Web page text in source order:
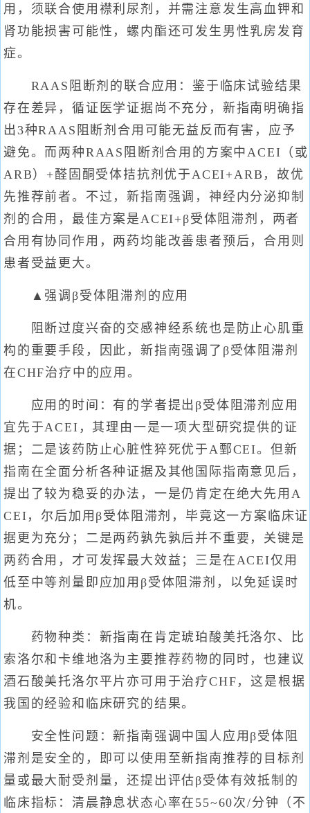
用，须联合使用襟利尿剂，并需注意发生高血钾和
肾功能损害可能性，螺内酯还可发生男性乳房发育
症。
RAAS阻断剂的联合应用：鉴于临床试验结果
存在差异，循证医学证据尚不充分，新指南明确指
出3种RAAS阻断剂合用可能无益反而有害，应予
避免。而两种RAAS阻断剂合用的方案中ACEI（或
ARB）+醛固酮受体拮抗剂优于ACEI+ARB，故优
先推荐前者。不过，新指南强调，神经内分泌抑制
剂的合用，最佳方案是ACEI+β受体阻滞剂，两者
合用有协同作用，两药均能改善患者预后，合用则
患者受益更大。
▲强调β受体阻滞剂的应用
阻断过度兴奋的交感神经系统也是防止心肌重
构的重要手段，因此，新指南强调了β受体阻滞剂
在CHF治疗中的应用。
应用的时间：有的学者提出β受体阻滞剂应用
宜先于ACEI，其理由一是一项大型研究提供的证
据；二是该药防止心脏性猝死优于A鄄CEI。但新
指南在全面分析各种证据及其他国际指南意见后，
提出了较为稳妥的办法，一是仍肯定在绝大先用A
CEI，尔后加用β受体阻滞剂，毕竟这一方案临床证
据更为充分；二是两药孰先孰后并不重要，关键是
两药合用，才可发挥最大效益；三是在ACEI仅用
低至中等剂量即应加用β受体阻滞剂，以免延误时
机。
药物种类：新指南在肯定琥珀酸美托洛尔、比
索洛尔和卡维地洛为主要推荐药物的同时，也建议
酒石酸美托洛尔平片亦可用于治疗CHF，这是根据
我国的经验和临床研究的结果。
安全性问题：新指南强调中国人应用β受体阻
滞剂是安全的，即可以使用至新指南推荐的目标剂
量或最大耐受剂量，还提出评估β受体有效抵制的
临床指标：清晨静息状态心率在55~60次/分钟（不